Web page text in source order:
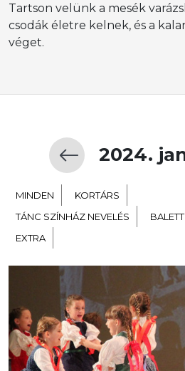
Tartson velünk a mesék
csodák életre kelnek, és a
véget.
2024.
MINDEN KORTÁRS
TÁNC SZÍNHÁZ NEVELÉS
BALETT
EXTRA